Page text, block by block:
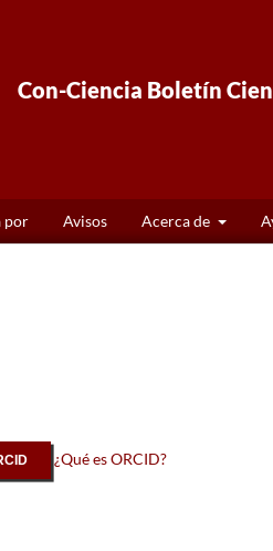
Con-Ciencia Boletín
por Avisos Acerca de
¿Qué es ORCID?